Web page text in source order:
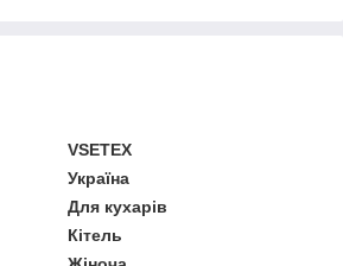
VSETEX
Україна
Для кухарів
Кітель